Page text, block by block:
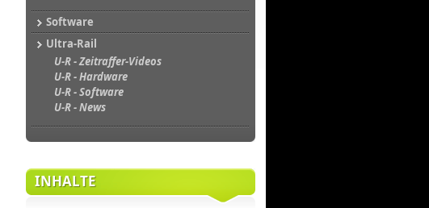
Software
Ultra-Rail
U-R - Zeitraffer-Videos
U-R - Hardware
U-R - Software
U-R - News
INHALTE